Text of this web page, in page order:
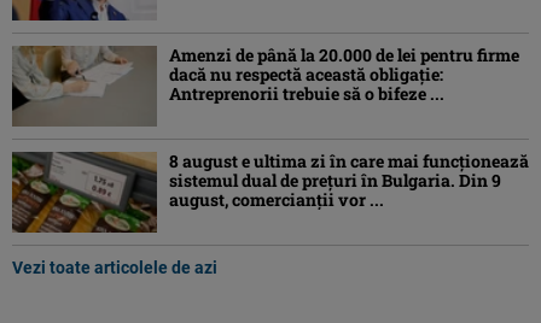
Amenzi de până la 20.000 de lei pentru firme
dacă nu respectă această obligație:
Antreprenorii trebuie să o bifeze ...
8 august e ultima zi în care mai funcționează
sistemul dual de prețuri în Bulgaria. Din 9
august, comercianții vor ...
Vezi toate articolele de azi